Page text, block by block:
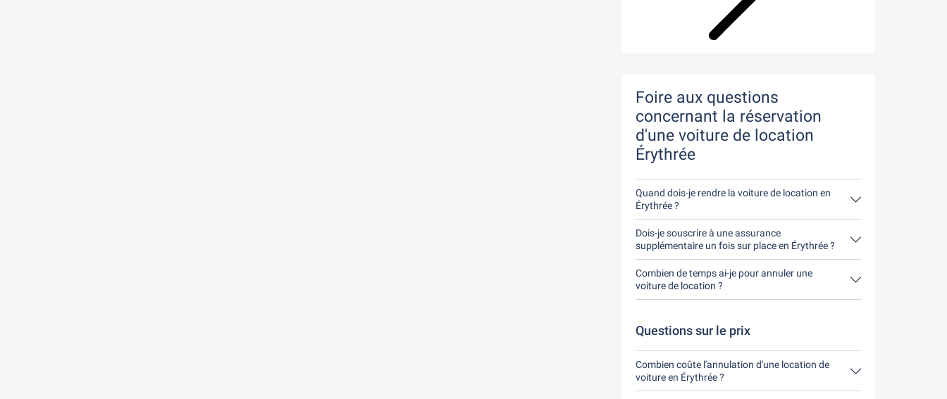
Foire aux questions
concernant la réservation
d'une voiture de location
Érythrée
Quand dois-je rendre la voiture de location en
Érythrée ?
En principe, tu peux rendre la voiture de location à
n'importe quel moment de la journée. Il est
seulement important que tu ne rendes pas la
voiture de location plus tard que le délai indiqué
Dois-je souscrire à une assurance
supplémentaire un fois sur place en Érythrée ?
Réserve de préférence l'assurance casco
complète sans franchise par notre intermédiaire.
Ainsi, tu n'auras pas besoin de souscrire une autre
Combien de temps ai-je pour annuler une
voiture de location ?
Tu as jusqu'à 24 heures avant la location pour
Questions sur le prix
Combien coûte l'annulation d'une location de
voiture en Érythrée ?
Jusqu'à 24 heures avant la location, l'annulation